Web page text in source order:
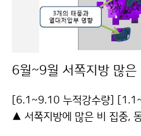
6월~9월 서쪽지방 많은
[6.1~9.10 누적강수량]
▲ 서쪽지방에 많은 비 집중,